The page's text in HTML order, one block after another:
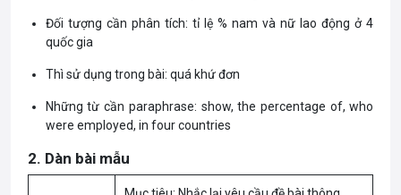
Đối tượng cần phân tích: tỉ lệ % nam và nữ lao động ở 4
quốc gia
Thì sử dụng trong bài: quá khứ đơn
Những từ cần paraphrase: show, the percentage of, who
were employed, in four countries
2. Dàn bài mẫu